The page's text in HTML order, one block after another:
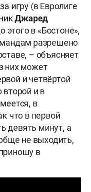
игру (в Евролиге
Джаред
этого в «Бостоне»,
разрешено
– объясняет
них может
и четвёртой
второй и в
в
что в первой
девять минут, а
не выходить,
в